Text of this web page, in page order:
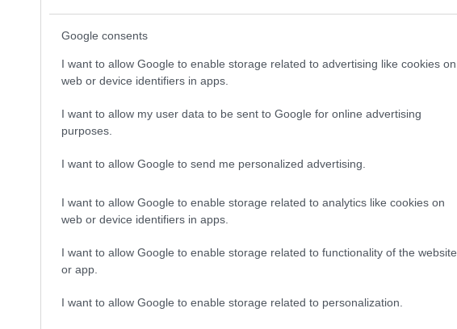
Google consents
I want to allow Google to enable storage related to advertising like cookies on
web or device identifiers in apps.
I want to allow my user data to be sent to Google for online advertising
purposes.
I want to allow Google to send me personalized advertising.
I want to allow Google to enable storage related to analytics like cookies on
web or device identifiers in apps.
I want to allow Google to enable storage related to functionality of the website
or app.
I want to allow Google to enable storage related to personalization.